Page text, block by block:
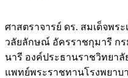
ศาสตราจารย์ ดร. สมเด็จพร
วลัยลักษณ์ อัครราชกุมารี ก
นารี องค์ประธานราชวิทยา
แพทย์พระราชทานโรงพยาบ